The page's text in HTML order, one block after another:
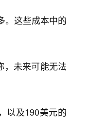
。这些成本中的
，未来可能无法
以及190美元的